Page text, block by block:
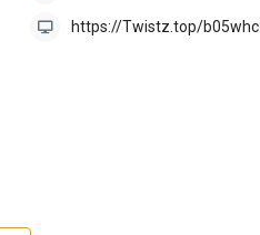
https://Twistz.top/b05whc